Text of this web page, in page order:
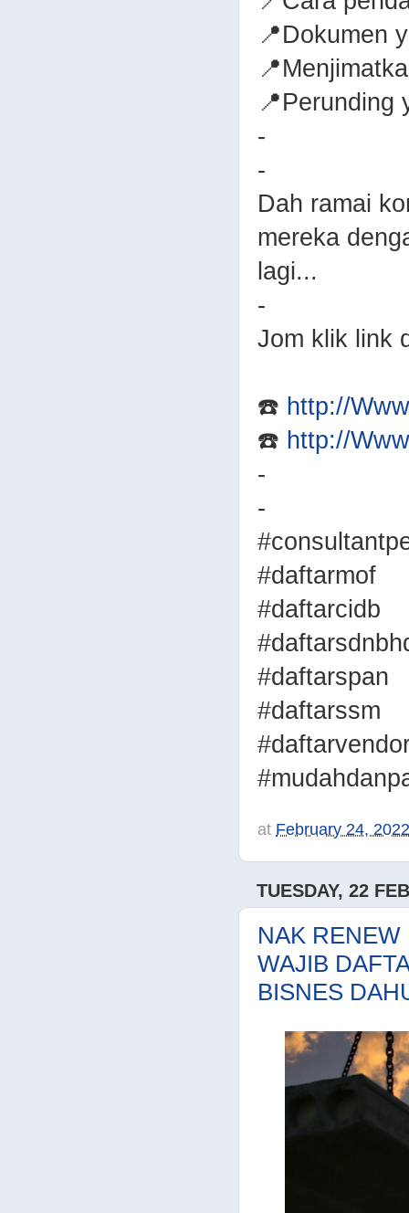
📍Dokumen
📍Perunding
-
-
Dah ramai
mereka
lagi...
-
Jom klik link
☎️ http://
☎️ http://
-
-
#daftarmof
#daftarcidb
#daftarspan
#daftarssm
at February 24, 2022
TUESDAY, 22
NAK
WAJIB
BISNES